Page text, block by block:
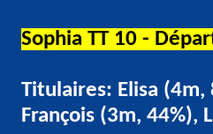
Sophia TT 10 -
Titulaires: Elisa (4m,
François (3m, 44%),